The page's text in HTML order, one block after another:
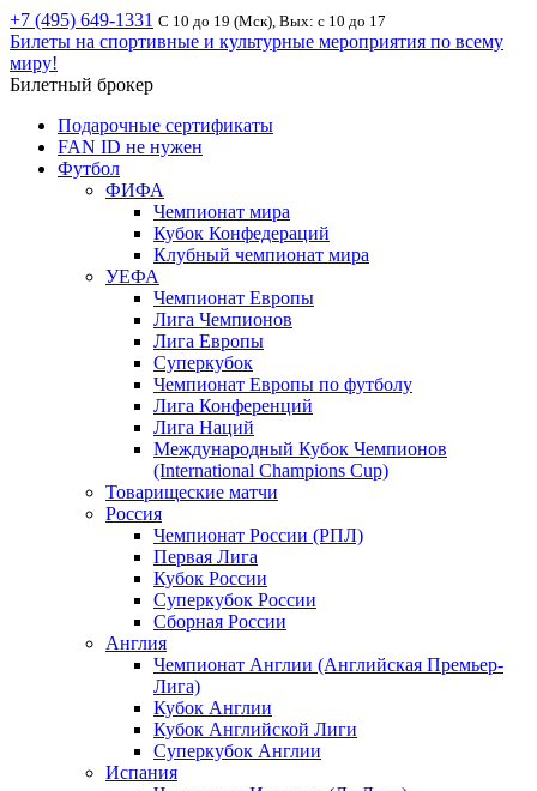
+7 (495) 649-1331 С 10 до 19 (Мск), Вых: с 10 до 17
Билеты на спортивные и культурные мероприятия по всему
миру!
Билетный брокер
Подарочные сертификаты
FAN ID не нужен
Футбол
ФИФА
Чемпионат мира
Кубок Конфедераций
Клубный чемпионат мира
УЕФА
Чемпионат Европы
Лига Чемпионов
Лига Европы
Суперкубок
Чемпионат Европы по футболу
Лига Конференций
Лига Наций
Международный Кубок Чемпионов
(International Champions Cup)
Товарищеские матчи
Россия
Чемпионат России (РПЛ)
Первая Лига
Кубок России
Суперкубок России
Сборная России
Англия
Чемпионат Англии (Английская Премьер-
Лига)
Кубок Англии
Кубок Английской Лиги
Суперкубок Англии
Испания